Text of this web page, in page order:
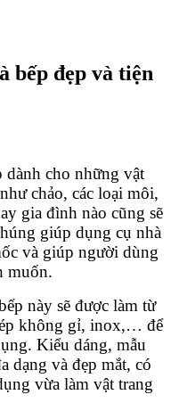
bếp đẹp và tiện
dành cho những vật
chảo, các loại môi,
gia đình nào cũng sẽ
giúp dụng cụ nhà
và giúp người dùng
muốn.
này sẽ được làm từ
không gỉ, inox,… để
Kiểu dáng, mẫu
dạng và đẹp mắt, có
vừa làm vật trang